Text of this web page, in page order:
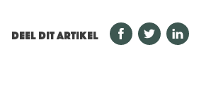
DEEL DIT ARTIKEL